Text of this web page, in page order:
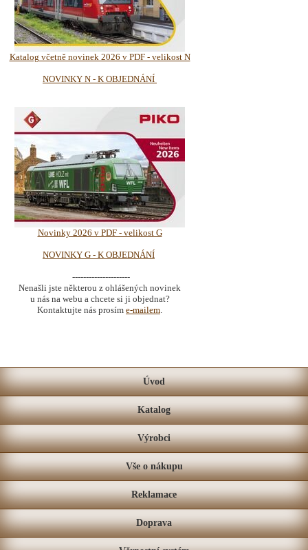
Katalog včetně novinek 2026 v PDF - velikost N
NOVINKY N - K OBJEDNÁNÍ
Novinky 2026 v PDF - velikost G
NOVINKY G - K OBJEDNÁNÍ
---------------------
Nenašli jste některou z ohlášených novinek
u nás na webu a chcete si ji objednat?
Kontaktujte nás prosím e-mailem.
Úvod
Katalog
Výrobci
Vše o nákupu
Reklamace
Doprava